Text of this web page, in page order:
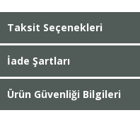
Taksit Seçenekleri
İade Şartları
Ürün Güvenliği Bilgileri